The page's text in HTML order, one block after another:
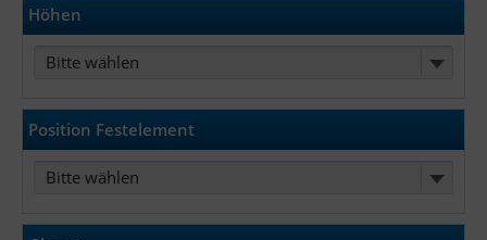
Höhen
Bitte wählen
Position Festelement
Bitte wählen